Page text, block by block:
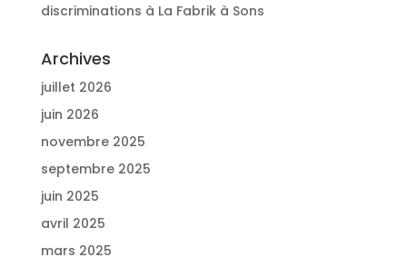
discriminations à La Fabrik à Sons
Archives
juillet 2026
juin 2026
novembre 2025
septembre 2025
juin 2025
avril 2025
mars 2025